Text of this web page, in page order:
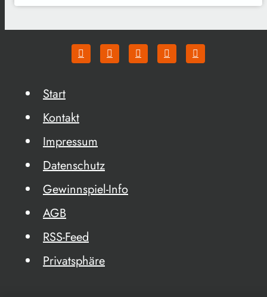
Start
Kontakt
Impressum
Datenschutz
Gewinnspiel-Info
AGB
RSS-Feed
Privatsphäre